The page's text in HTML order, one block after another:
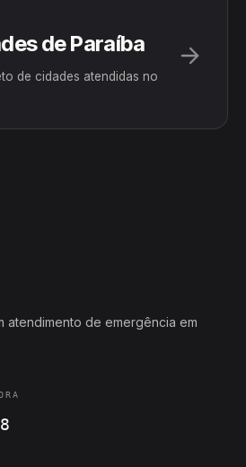
de Paraíba
de cidades atendidas no
atendimento de emergência em